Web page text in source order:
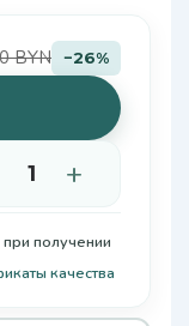
BYN −26%
+
получении
качества